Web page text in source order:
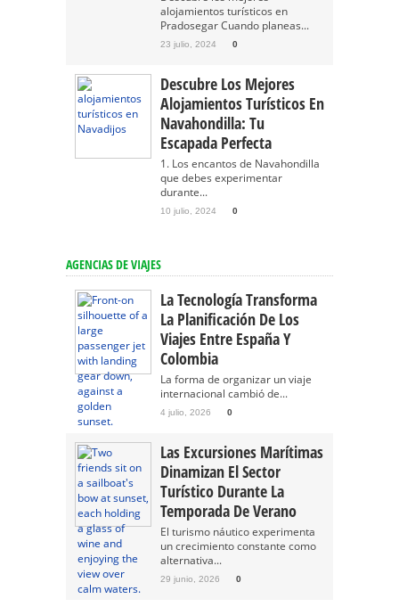
alojamientos turísticos en
Pradosegar Cuando planeas...
23 julio, 2024 0
Descubre Los Mejores
Alojamientos Turísticos En
Navahondilla: Tu
Escapada Perfecta
1. Los encantos de Navahondilla
que debes experimentar
durante...
10 julio, 2024 0
AGENCIAS DE VIAJES
La Tecnología Transforma
La Planificación De Los
Viajes Entre España Y
Colombia
La forma de organizar un viaje
internacional cambió de...
4 julio, 2026 0
Las Excursiones Marítimas
Dinamizan El Sector
Turístico Durante La
Temporada De Verano
El turismo náutico experimenta
un crecimiento constante como
alternativa...
29 junio, 2026 0